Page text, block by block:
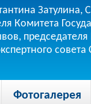
Затулина,
Комитета
Фотогалерея